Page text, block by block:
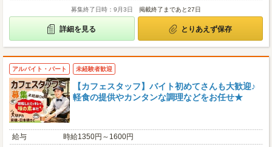
募集終了日時：9月3日 掲載終了まであと27日
詳細を見る とりあえず保存
アルバイト・パート 未経験者歓迎
【カフェスタッフ】バイト初めてさんも大歓迎♪
軽食の提供やカンタンな調理などをお任せ★
給与
時給1350円～1600円